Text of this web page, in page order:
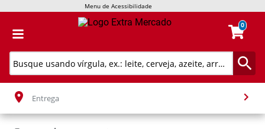
Menu de Acessibilidade
0
Entrega